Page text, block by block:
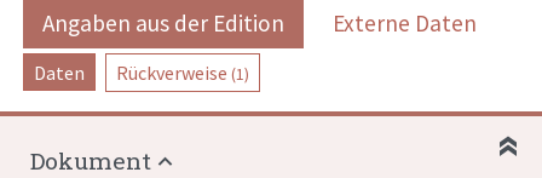
Angaben aus der Edition Externe Daten
Daten Rückverweise (1)
Dokument